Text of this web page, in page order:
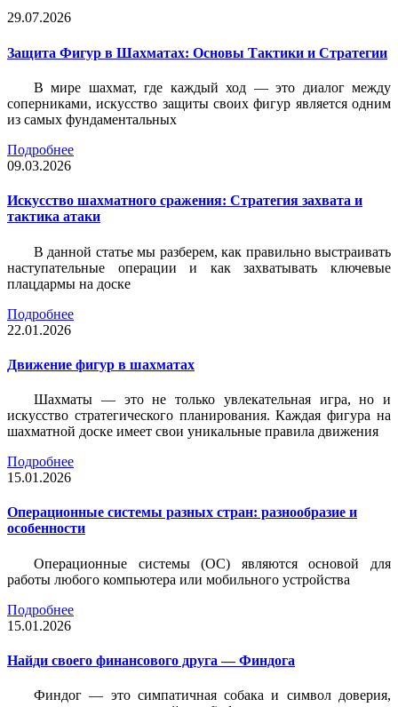
29.07.2026
Защита Фигур в Шахматах: Основы Тактики и Стратегии
В мире шахмат, где каждый ход — это диалог между
соперниками, искусство защиты своих фигур является одним
из самых фундаментальных
Подробнее
09.03.2026
Искусство шахматного сражения: Стратегия захвата и
тактика атаки
В данной статье мы разберем, как правильно выстраивать
наступательные операции и как захватывать ключевые
плацдармы на доске
Подробнее
22.01.2026
Движение фигур в шахматах
Шахматы — это не только увлекательная игра, но и
искусство стратегического планирования. Каждая фигура на
шахматной доске имеет свои уникальные правила движения
Подробнее
15.01.2026
Операционные системы разных стран: разнообразие и
особенности
Операционные системы (ОС) являются основой для
работы любого компьютера или мобильного устройства
Подробнее
15.01.2026
Найди своего финансового друга — Финдога
Финдог — это симпатичная собака и символ доверия,